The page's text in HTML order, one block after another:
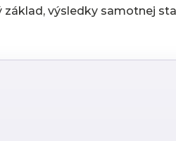
základ, výsledky samotnej